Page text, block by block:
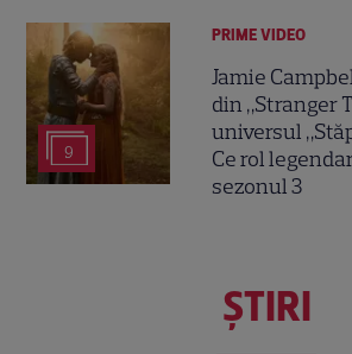
9
PRIME VIDEO
Jamie
din „Stranger
universul
Ce rol
sezonul 3
ŞTIRI